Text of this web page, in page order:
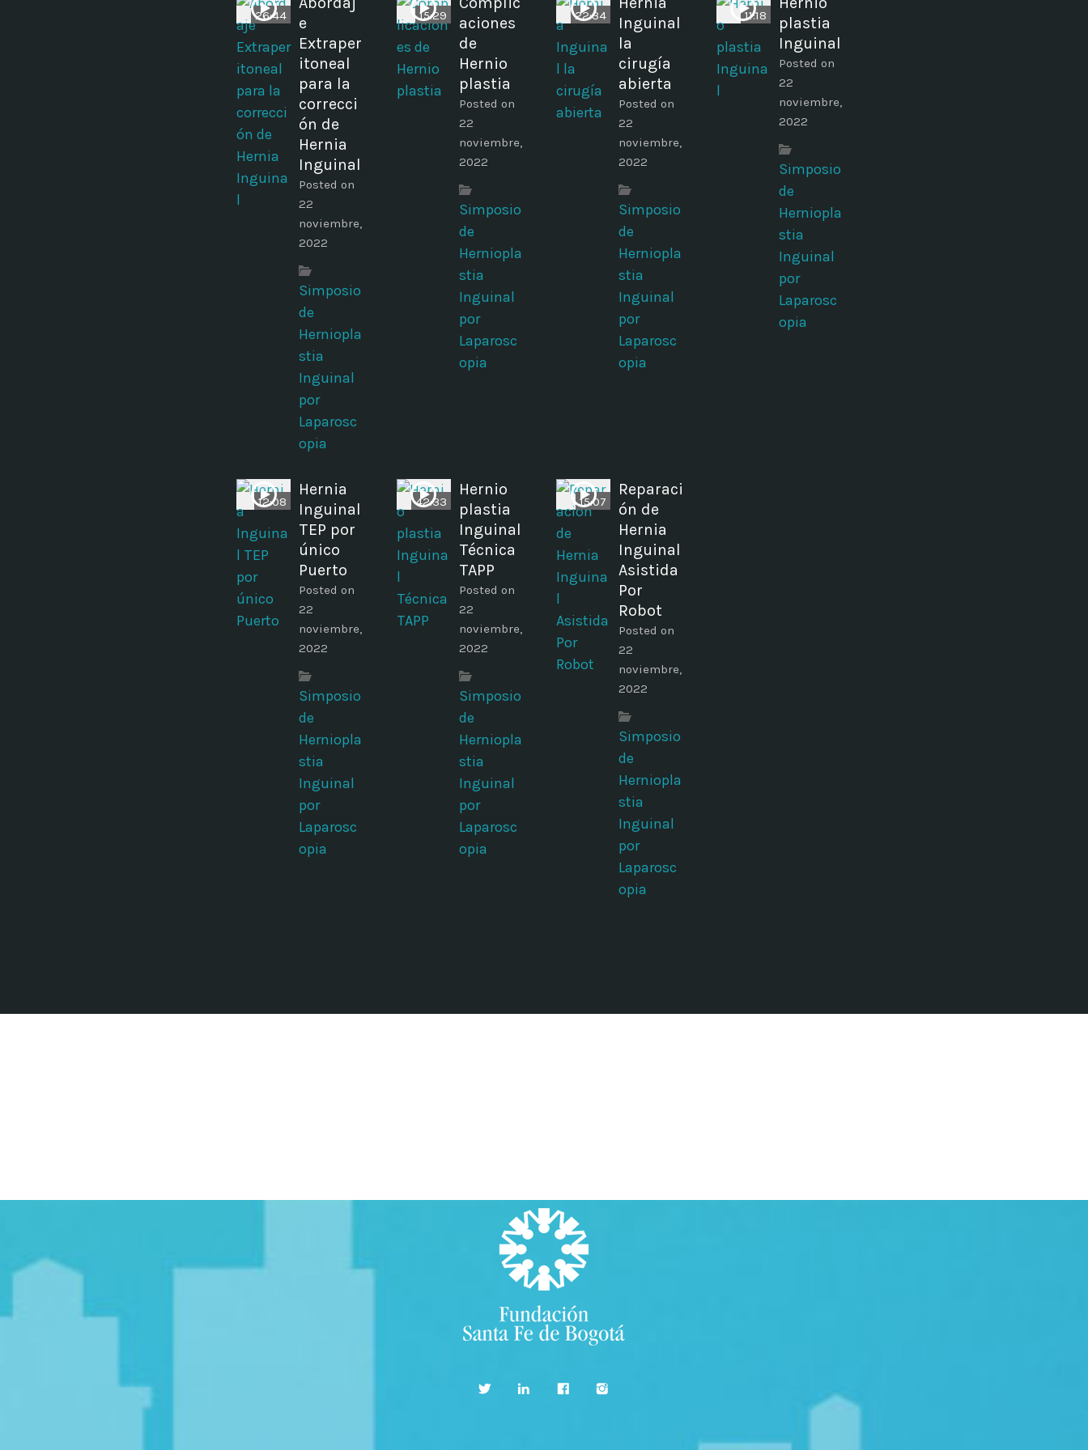
26:44
e
Extraper
itoneal
para la
correcci
ón de
Hernia
Inguinal
Posted on
22
noviembre,
2022
Simposio
de
Herniopla
stia
Inguinal
por
Laparosc
opia
15:29
aciones
de
Hernio
plastia
Posted on
22
noviembre,
2022
Simposio
de
Herniopla
stia
Inguinal
por
Laparosc
opia
22:34
Inguinal
la
cirugía
abierta
Posted on
22
noviembre,
2022
Simposio
de
Herniopla
stia
Inguinal
por
Laparosc
opia
11:18
plastia
Inguinal
Posted on
22
noviembre,
2022
Simposio
de
Herniopla
stia
Inguinal
por
Laparosc
opia
12:08
Hernia
Inguinal
TEP por
único
Puerto
Posted on
22
noviembre,
2022
Simposio
de
Herniopla
stia
Inguinal
por
Laparosc
opia
42:33
Hernio
plastia
Inguinal
Técnica
TAPP
Posted on
22
noviembre,
2022
Simposio
de
Herniopla
stia
Inguinal
por
Laparosc
opia
15:07
Reparaci
ón de
Hernia
Inguinal
Asistida
Por
Robot
Posted on
22
noviembre,
2022
Simposio
de
Herniopla
stia
Inguinal
por
Laparosc
opia